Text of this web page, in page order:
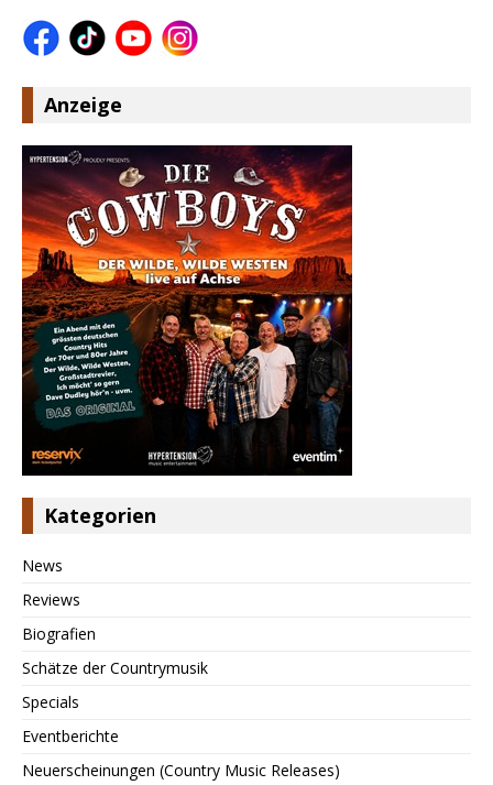
Anzeige
Kategorien
News
Reviews
Biografien
Schätze der Countrymusik
Specials
Eventberichte
Neuerscheinungen (Country Music Releases)